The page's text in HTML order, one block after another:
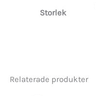
Storlek
Relaterade produkter